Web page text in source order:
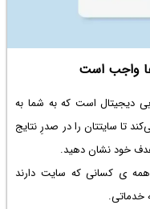
دیجیتال است که به شما به
تا سایتتان را در صدرِ نتایج
خود نشان دهید.
ی کسانی که سایت دارند
خدماتی.